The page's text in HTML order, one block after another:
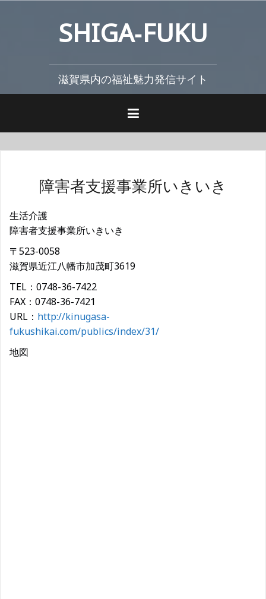
ス
SHIGA‐FUKU
滋賀県内の福祉魅力発信サイト
障害者支援事業所いきいき
生活介護
障害者支援事業所いきいき
〒523-0058
滋賀県近江八幡市加茂町3619
TEL：0748-36-7422
FAX：0748-36-7421
URL： http://kinugasa-
fukushikai.com/publics/index/31/
地図